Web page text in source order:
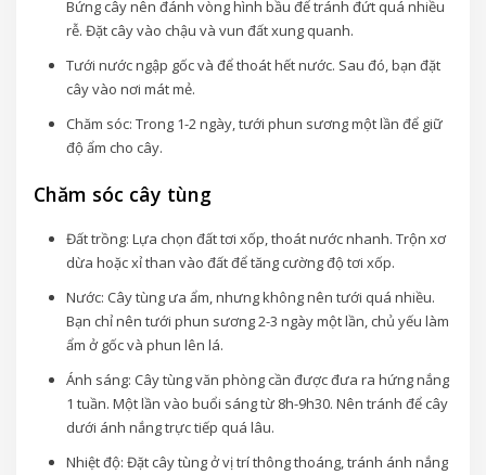
Bứng cây nên đánh vòng hình bầu để tránh đứt quá nhiều
rễ. Đặt cây vào chậu và vun đất xung quanh.
Tưới nước ngập gốc và để thoát hết nước. Sau đó, bạn đặt
cây vào nơi mát mẻ.
Chăm sóc: Trong 1-2 ngày, tưới phun sương một lần để giữ
độ ẩm cho cây.
Chăm sóc cây tùng
Đất trồng: Lựa chọn đất tơi xốp, thoát nước nhanh. Trộn xơ
dừa hoặc xỉ than vào đất để tăng cường độ tơi xốp.
Nước: Cây tùng ưa ẩm, nhưng không nên tưới quá nhiều.
Bạn chỉ nên tưới phun sương 2-3 ngày một lần, chủ yếu làm
ẩm ở gốc và phun lên lá.
Ánh sáng: Cây tùng văn phòng cần được đưa ra hứng nắng
1 tuần. Một lần vào buổi sáng từ 8h-9h30. Nên tránh để cây
dưới ánh nắng trực tiếp quá lâu.
Nhiệt độ: Đặt cây tùng ở vị trí thông thoáng, tránh ánh nắng